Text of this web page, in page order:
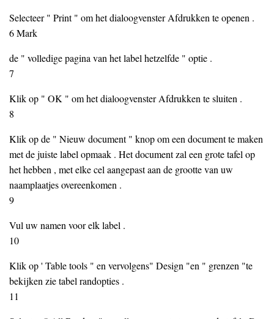
Selecteer " Print " om het dialoogvenster Afdrukken te openen .
6 Mark
de " volledige pagina van het label hetzelfde " optie .
7
Klik op " OK " om het dialoogvenster Afdrukken te sluiten .
8
Klik op de " Nieuw document " knop om een ​​document te maken
met de juiste label opmaak . Het document zal een grote tafel op
het hebben , met elke cel aangepast aan de grootte van uw
naamplaatjes overeenkomen .
9
Vul uw namen voor elk label .
10
Klik op ' Table tools " en vervolgens" Design "en " grenzen "te
bekijken zie tabel randopties .
11